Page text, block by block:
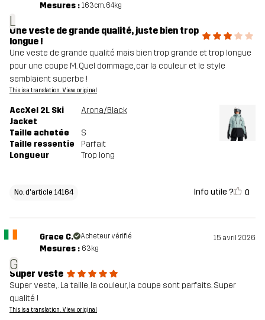
L
Mesures : 163cm, 64kg
Une veste de grande qualité, juste bien trop
longue !
Une veste de grande qualité mais bien trop grande et trop longue
pour une coupe M. Quel dommage, car la couleur et le style
semblaient superbe !
This is a translation. View original
AccXel 2L Ski
Jacket
Arona/Black
Taille achetée
S
Taille ressentie
Parfait
Longueur
Trop long
No. d'article 14164 Info utile ? 0
G
Grace C. Acheteur vérifié 15 avril 2026
Mesures : 63kg
Super veste
Super veste, . La taille, la couleur, la coupe sont parfaits. Super
qualité !
This is a translation. View original